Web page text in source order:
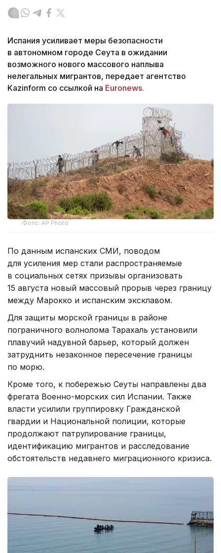
Испания усиливает меры безопасности
в автономном городе Сеута в ожидании
возможного нового массового наплыва
нелегальных мигрантов, передает агентство
Kazinform со ссылкой на Euronews.
Фото: AP Photo
По данным испанских СМИ, поводом
для усиления мер стали распространяемые
в социальных сетях призывы организовать
15 августа новый массовый прорыв через границу
между Марокко и испанским эксклавом.
Для защиты морской границы в районе
пограничного волнолома Тарахаль установили
плавучий надувной барьер, который должен
затруднить незаконное пересечение границы
по морю.
Кроме того, к побережью Сеуты направлены два
фрегата Военно-морских сил Испании. Также
власти усилили группировку Гражданской
гвардии и Национальной полиции, которые
продолжают патрулирование границы,
идентификацию мигрантов и расследование
обстоятельств недавнего миграционного кризиса.